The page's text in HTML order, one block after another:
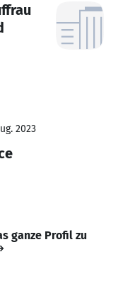
2023
ganze Profil zu